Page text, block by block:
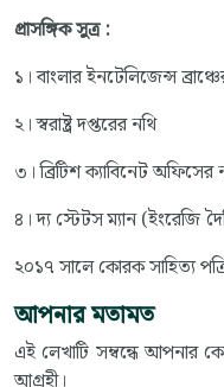
প্রাসঙ্গিকসুত্র:
১। বাংলার ইনটেলিজেন্স
২। স্বরাষ্ট্র দপ্তরের নথি
৩। ব্রিটিশ ক্যাবিনেট অফিসের
৪। দ্য স্টেটস ম্যান (ইংরেজি
২০১৭ সালে কোরক সাহিত্য
আপনার মতামত
এই লেখাটি সম্বন্ধে আপনার